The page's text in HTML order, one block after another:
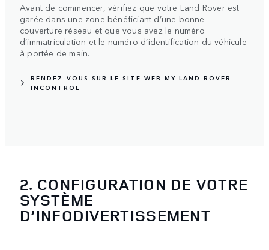
Avant de commencer, vérifiez que votre Land Rover est
garée dans une zone bénéficiant d’une bonne
couverture réseau et que vous avez le numéro
d’immatriculation et le numéro d’identification du véhicule
à portée de main.
RENDEZ-VOUS SUR LE SITE WEB MY LAND ROVER
INCONTROL
2. CONFIGURATION DE VOTRE
SYSTÈME
D’INFODIVERTISSEMENT